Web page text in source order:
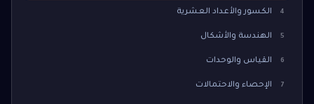
4 الكسور والأعداد العشرية
5 الهندسة والأشكال
6 القياس والوحدات
7 الإحصاء والاحتمالات